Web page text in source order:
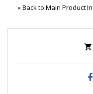
«Back to Main Product